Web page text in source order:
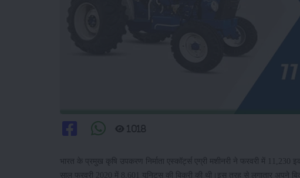
1018
भारत के प्रमुख कृषि उपकरण निर्माता एस्कॉर्ट्स एग्री मशीनरी ने फरवरी में
साल फरवरी 2020 में 8,601 यूनिट्स की बिक्री की थी।इस तरह से लगातार अपने